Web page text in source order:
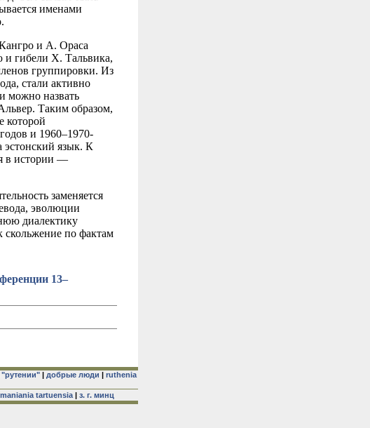
именами
и А. Ораса
и гибели Х. Тальвика,
группировки. Из
стали активно
можно назвать
Таким образом,
которой
и 1960–1970-
язык. К
в истории —
заменяется
эволюции
диалектику
скольжение по фактам
13–
| добрые люди | ruthenia
tartuensia| з. г. минц